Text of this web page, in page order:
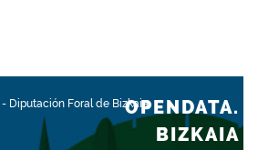
- Diputación Foral de BizkaiaOPENDATA.
BIZKAIA